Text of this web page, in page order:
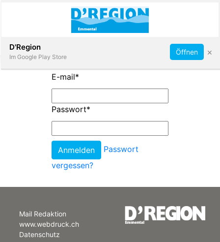
App
Abonnieren
E-mail*
Passwort*
Passwort
vergessen?
Mail Redaktion
www.webdruck.ch
Datenschutz
D'Region
Im Google Play Store
Öffnen ×